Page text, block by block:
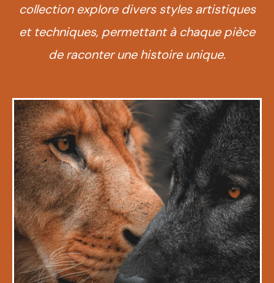
collection explore divers styles artistiques
et techniques, permettant à chaque pièce
de raconter une histoire unique.